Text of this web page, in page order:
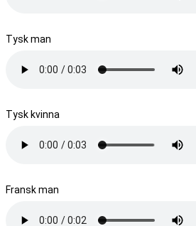
Tysk man
Tysk kvinna
Fransk man